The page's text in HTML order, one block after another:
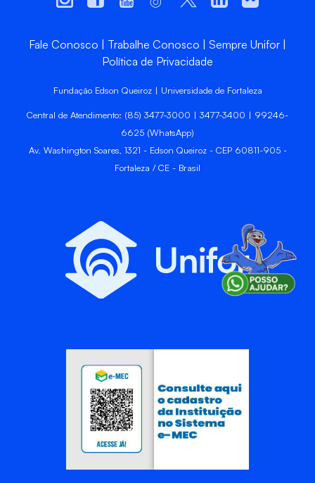
Fale Conosco Trabalhe Conosco
Sempre Unifor
Política de Privacidade
Fundação Edson Queiroz | Universidade de Fortaleza
Central de Atendimento: (85) 3477-3000 | 3477-3400 | 99246-
6625 (WhatsApp)
Av. Washington Soares, 1321 - Edson Queiroz - CEP 60811-905 -
Fortaleza / CE - Brasil